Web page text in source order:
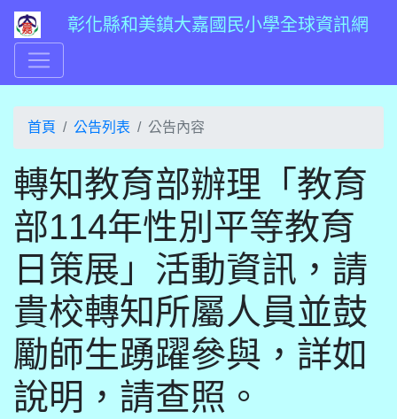
彰化縣和美鎮大嘉國民小學全球資訊網
首頁 公告列表 公告內容
轉知教育部辦理「教育
部114年性別平等教育
日策展」活動資訊，請
貴校轉知所屬人員並鼓
勵師生踴躍參與，詳如
說明，請查照。